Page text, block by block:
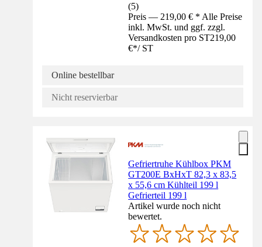
(5)
Preis — 219,00 € * Alle Preise
inkl. MwSt. und ggf. zzgl.
Versandkosten pro ST219,00
€*/ ST
Online bestellbar
Nicht reservierbar
Gefriertruhe Kühlbox PKM
GT200E BxHxT 82,3 x 83,5
x 55,6 cm Kühlteil 199 l
Gefrierteil 199 l
Artikel wurde noch nicht
bewertet.